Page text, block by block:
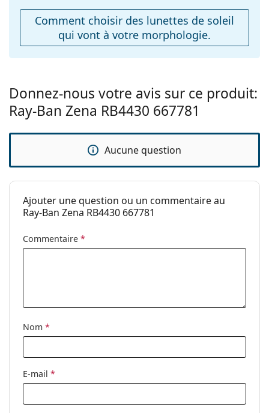
Comment choisir des lunettes de soleil
qui vont à votre morphologie.
Donnez-nous votre avis sur ce produit:
Ray-Ban Zena RB4430 667781
Aucune question
Ajouter une question ou un commentaire au
Ray-Ban Zena RB4430 667781
Commentaire *
Nom *
E-mail *